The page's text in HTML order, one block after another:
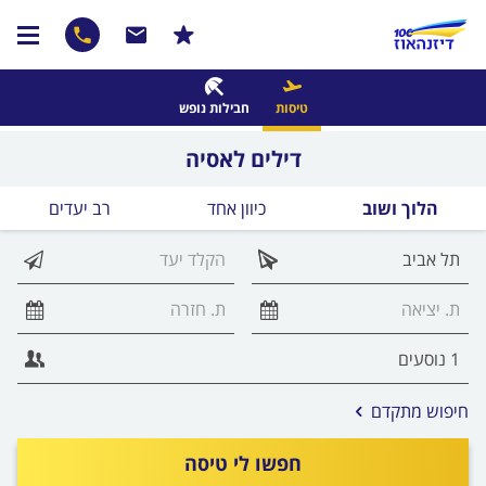
טיסות חבילות נופש
דילים לאסיה
הלוך ושוב כיוון אחד רב יעדים
חפשו לי טיסה
חיפוש מתקדם אפשרויות
החיפוש